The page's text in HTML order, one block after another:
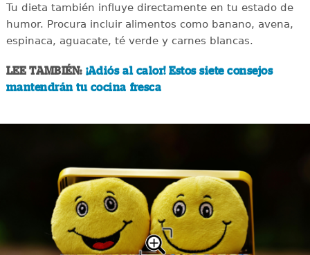
Tu dieta también influye directamente en tu estado de
humor. Procura incluir alimentos como banano, avena,
espinaca, aguacate, té verde y carnes blancas.
LEE TAMBIÉN: ¡Adiós al calor! Estos siete consejos
mantendrán tu cocina fresca